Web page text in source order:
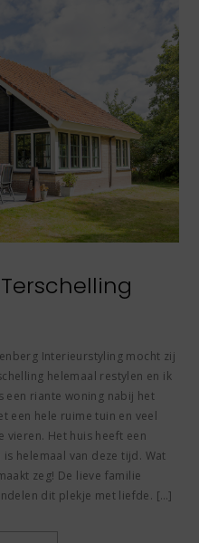
Interieurstyling mocht zij
helemaal restylen en ik
een riante woning nabij het
een hele ruime tuin en veel
vieren. Het huis heeft een
helemaal van deze tijd. Wat
zeg! De lieve familie
dit plekje met liefde. […]